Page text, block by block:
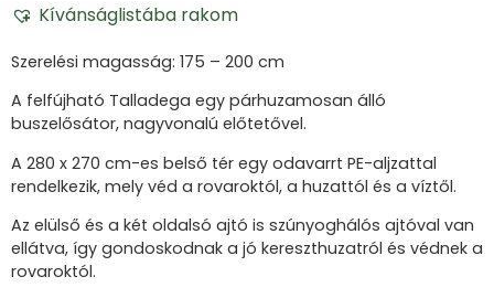
Kívánságlistába rakom
Szerelési magasság: 175 – 200 cm
A felfújható Talladega egy párhuzamosan álló
buszelősátor, nagyvonalú előtetővel.
A 280 x 270 cm-es belső tér egy odavarrt PE-aljzattal
rendelkezik, mely véd a rovaroktól, a huzattól és a víztől.
Az elülső és a két oldalsó ajtó is szúnyoghálós ajtóval van
ellátva, így gondoskodnak a jó kereszthuzatról és védnek a
rovaroktól.